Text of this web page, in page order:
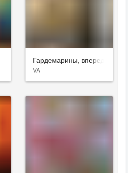
Гардемарины, вперед!
VA